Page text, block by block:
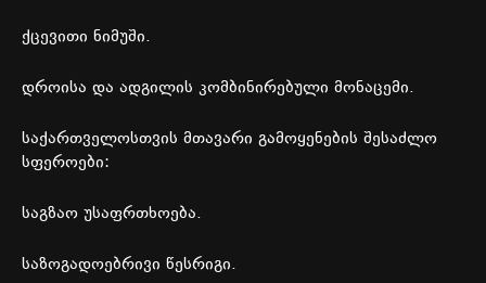
ქცევითი ნიმუში.
დროისა და ადგილის კომბინირებული მონაცემი.
საქართველოსთვის მთავარი გამოყენების შესაძლო
სფეროები:
საგზაო უსაფრთხოება.
საზოგადოებრივი წესრიგი.